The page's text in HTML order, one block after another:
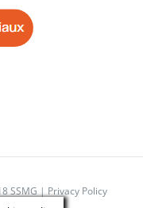
SSMG |Privacy Policy